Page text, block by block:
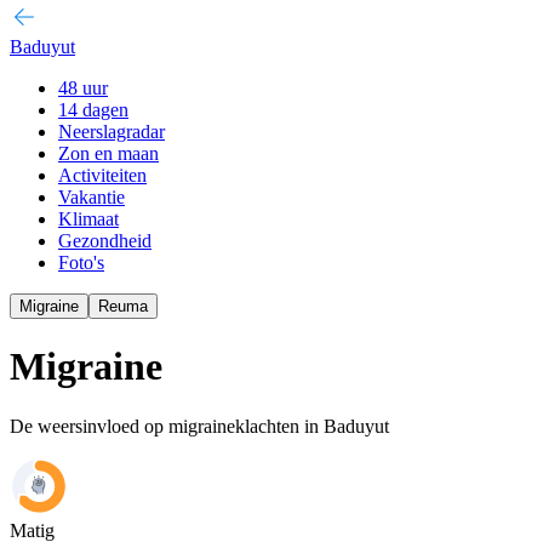
Baduyut
48 uur
14 dagen
Neerslagradar
Zon en maan
Activiteiten
Vakantie
Klimaat
Gezondheid
Foto's
Migraine Reuma
Migraine
De weersinvloed op migraineklachten in Baduyut
Matig